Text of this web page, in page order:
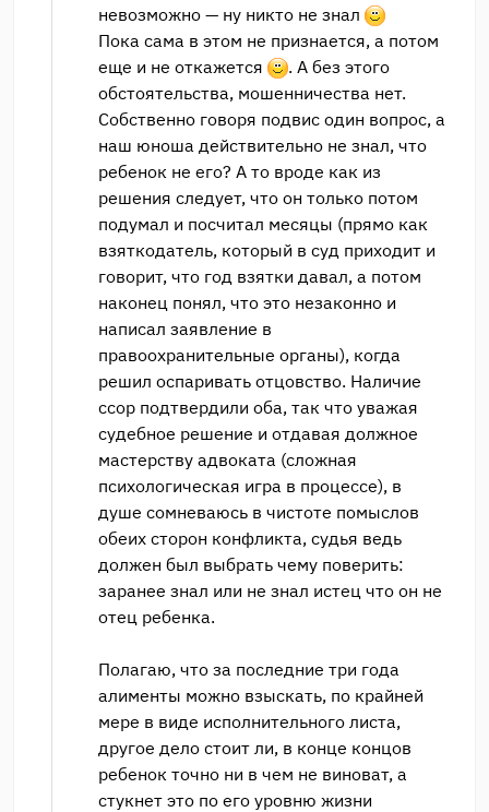
невозможно — ну никто не знал
Пока сама в этом не признается, а потом
еще и не откажется
. А без этого
обстоятельства, мошенничества нет.
Собственно говоря подвис один вопрос, а
наш юноша действительно не знал, что
ребенок не его? А то вроде как из
решения следует, что он только потом
подумал и посчитал месяцы (прямо как
взяткодатель, который в суд приходит и
говорит, что год взятки давал, а потом
наконец понял, что это незаконно и
написал заявление в
правоохранительные органы), когда
решил оспаривать отцовство. Наличие
ссор подтвердили оба, так что уважая
судебное решение и отдавая должное
мастерству адвоката (сложная
психологическая игра в процессе), в
душе сомневаюсь в чистоте помыслов
обеих сторон конфликта, судья ведь
должен был выбрать чему поверить:
заранее знал или не знал истец что он не
отец ребенка.
Полагаю, что за последние три года
алименты можно взыскать, по крайней
мере в виде исполнительного листа,
другое дело стоит ли, в конце концов
ребенок точно ни в чем не виноват, а
стукнет это по его уровню жизни